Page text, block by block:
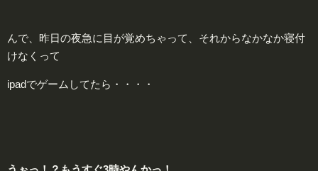
んで、昨日の夜急に目が覚めちゃって、それからなかなか寝付
けなくって
ipadでゲームしてたら・・・・